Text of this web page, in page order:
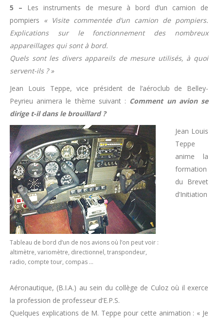
5 – Les instruments de mesure à bord d’un camion de
pompiers « Visite commentée d’un camion de pompiers.
Explications sur le fonctionnement des nombreux
appareillages qui sont à bord.
Quels sont les divers appareils de mesure utilisés, à quoi
servent-ils ? »
Jean Louis Teppe, vice président de l’aéroclub de Belley-
Peyrieu animera le thème suivant : Comment un avion se
dirige t-il dans le brouillard ?
Tableau de bord d’un de nos avions où l’on peut voir :
altimètre, variomètre, directionnel, transpondeur,
radio, compte tour, compas …
Jean Louis
Teppe
anime la
formation
du Brevet
d’Initiation
Aéronautique, (B.I.A.) au sein du collège de Culoz où il exerce
la profession de professeur d’E.P.S.
Quelques explications de M. Teppe pour cette animation : « Je